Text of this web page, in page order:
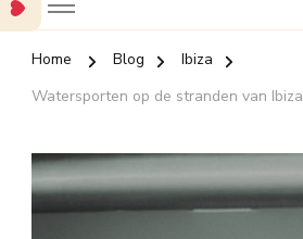
Home Blog
Ibiza
Watersporten op de stranden van Ibiza